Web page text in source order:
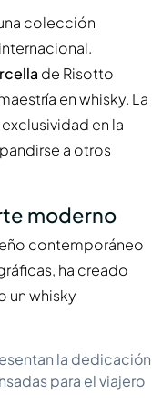
colección
de Risotto
en whisky. La
en la
a otros
moderno
contemporáneo
ha creado
un whisky
la dedicación
para el viajero